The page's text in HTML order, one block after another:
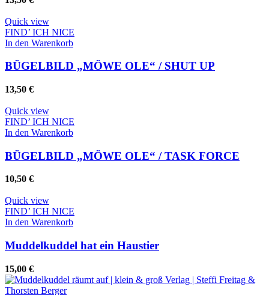
Quick view
FIND’ ICH NICE
In den Warenkorb
BÜGELBILD „MÖWE OLE“ / SHUT UP
13,50 €
Quick view
FIND’ ICH NICE
In den Warenkorb
BÜGELBILD „MÖWE OLE“ / TASK FORCE
10,50 €
Quick view
FIND’ ICH NICE
In den Warenkorb
Muddelkuddel hat ein Haustier
15,00 €